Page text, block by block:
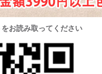
お読み取ってください